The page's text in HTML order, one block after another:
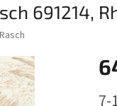
691214,
Rasch
7-